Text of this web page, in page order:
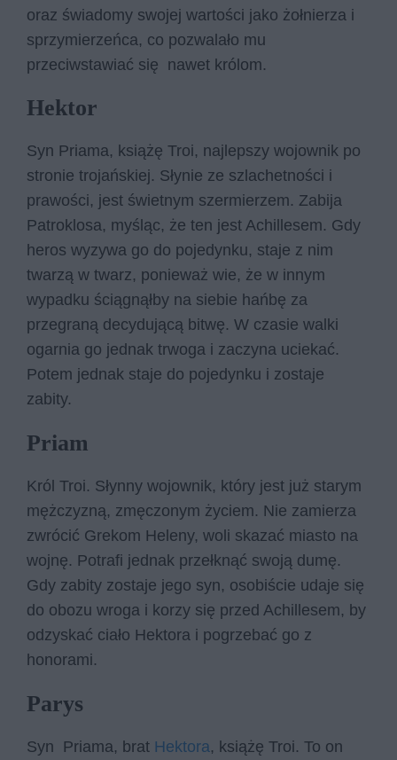
oraz świadomy swojej wartości jako żołnierza i
sprzymierzeńca, co pozwalało mu
przeciwstawiać się nawet królom.
Hektor
Syn Priama, książę Troi, najlepszy wojownik po
stronie trojańskiej. Słynie ze szlachetności i
prawości, jest świetnym szermierzem. Zabija
Patroklosa, myśląc, że ten jest Achillesem. Gdy
heros wyzywa go do pojedynku, staje z nim
twarzą w twarz, ponieważ wie, że w innym
wypadku ściągnąłby na siebie hańbę za
przegraną decydującą bitwę. W czasie walki
ogarnia go jednak trwoga i zaczyna uciekać.
Potem jednak staje do pojedynku i zostaje
zabity.
Priam
Król Troi. Słynny wojownik, który jest już starym
mężczyzną, zmęczonym życiem. Nie zamierza
zwrócić Grekom Heleny, woli skazać miasto na
wojnę. Potrafi jednak przełknąć swoją dumę.
Gdy zabity zostaje jego syn, osobiście udaje się
do obozu wroga i korzy się przed Achillesem, by
odzyskać ciało Hektora i pogrzebać go z
honorami.
Parys
Syn Priama, brat Hektora, książę Troi. To on